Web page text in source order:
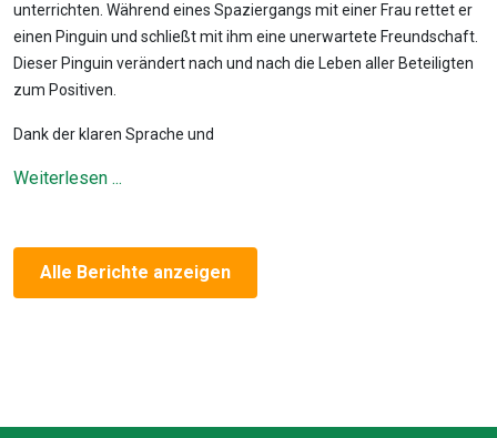
unterrichten. Während eines Spaziergangs mit einer Frau rettet er
einen Pinguin und schließt mit ihm eine unerwartete Freundschaft.
Dieser Pinguin verändert nach und nach die Leben aller Beteiligten
zum Positiven.
Dank der klaren Sprache und
Weiterlesen ...
Alle Berichte anzeigen